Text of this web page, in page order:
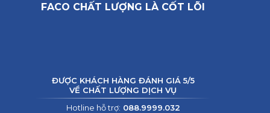
FACO CHẤT LƯỢNG LÀ CỐT LÕI
ĐƯỢC KHÁCH HÀNG ĐÁNH GIÁ 5/5
VỀ CHẤT LƯỢNG DỊCH VỤ
Hotline hỗ trợ: 088.9999.032